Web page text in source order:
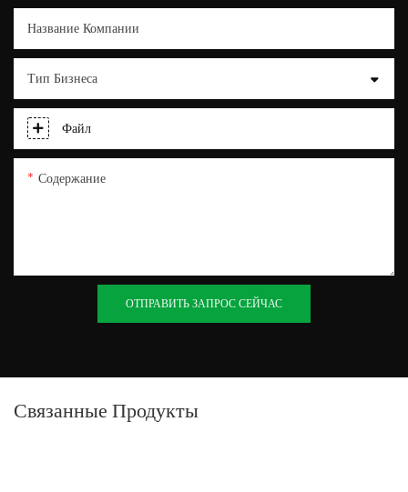
Название Компании
Тип Бизнеса
Файл
Содержание
ОТПРАВИТЬ ЗАПРОС СЕЙЧАС
Связанные Продукты